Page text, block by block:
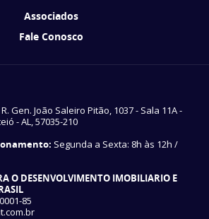
Associados
Fale Conosco
Gen. João Saleiro Pitão, 1037 - Sala 11A -
- AL, 57035-210
Segunda a Sexta: 8h às 12h /
O DESENVOLVIMENTO IMOBILIARIO E
85